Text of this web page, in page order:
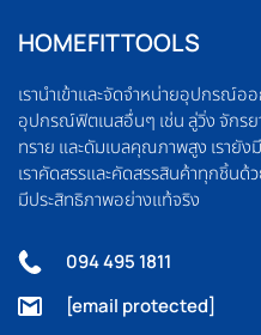
HOMEFITTOOLS
เรานำเข้าและจัดจำหน่ายอุปกรณ์
อุปกรณ์ฟิตเนสอื่นๆ เช่น ลู่วิ่ง จักร
ทราย และดัมเบลคุณภาพสูง เรายั
เราคัดสรรและคัดสรรสินค้าทุกชิ้นด้
มีประสิทธิภาพอย่างแท้จริง
094 495 1811
[email protected]